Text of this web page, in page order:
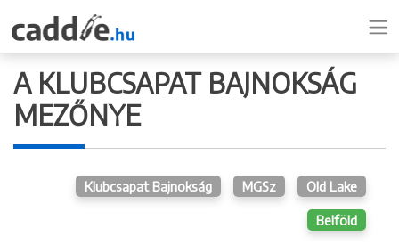
A KLUBCSAPAT BAJNOKSÁG
MEZŐNYE
Old Lake
MGSz
Klubcsapat Bajnokság
Belföld